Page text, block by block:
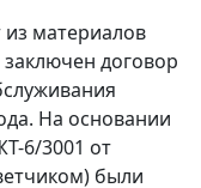
из материалов
договор
На основании
6/3001 от
были